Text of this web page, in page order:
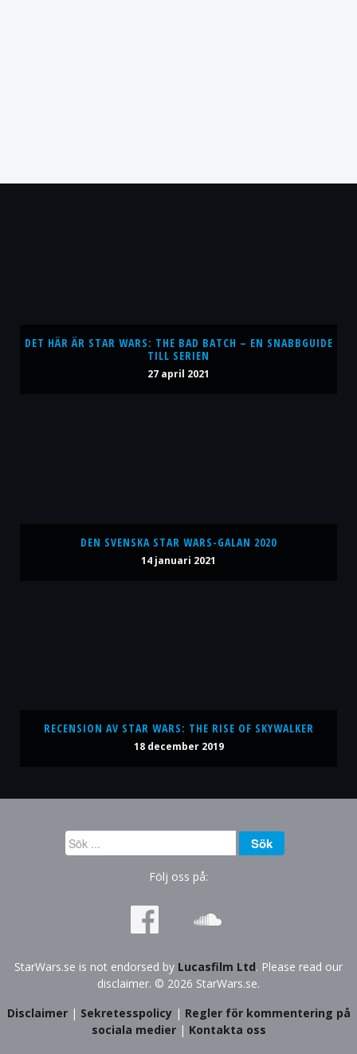
DET HÄR ÄR STAR WARS: THE BAD BATCH – EN SNABBGUIDE
TILL SERIEN
27 april 2021
DEN SVENSKA STAR WARS-GALAN 2020
14 januari 2021
RECENSION AV STAR WARS: THE RISE OF SKYWALKER
18 december 2019
Sök
...
Sök
Följ oss på:
StarWars.se is not endorsed by Lucasfilm Ltd. Please read our
disclaimer. © 2026 StarWars.se.
Disclaimer| Sekretesspolicy| Regler för kommentering på
sociala medier| Kontakta oss